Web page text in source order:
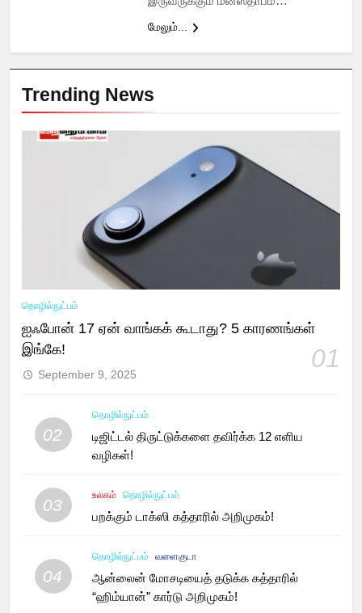
மேலும்...
Trending News
தொழில்நுட்பம்
ஐஃபோன் 17 ஏன் வாங்கக் கூடாது? 5 காரணங்கள்
இங்கே!
01
September 9, 2025
02
தொழில்நுட்பம்
டிஜிட்டல் திருட்டுக்களை தவிர்க்க 12 எளிய
வழிகள்!
03
உலகம் தொழில்நுட்பம்
பறக்கும் டாக்ஸி கத்தாரில் அறிமுகம்!
04
தொழில்நுட்பம் வளைகுடா
ஆன்லைன் மோசடியைத் தடுக்க கத்தாரில்
“ஹிம்யான்” கார்டு அறிமுகம்!